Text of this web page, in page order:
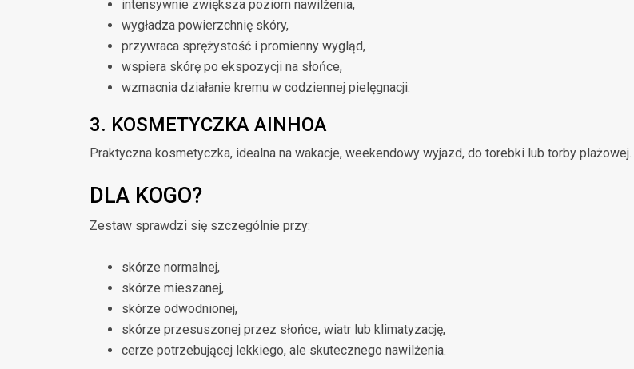
intensywnie zwiększa poziom nawilżenia,
wygładza powierzchnię skóry,
przywraca sprężystość i promienny wygląd,
wspiera skórę po ekspozycji na słońce,
wzmacnia działanie kremu w codziennej pielęgnacji.
3. KOSMETYCZKA AINHOA
Praktyczna kosmetyczka, idealna na wakacje, weekendowy wyjazd, do torebki lub torby
DLA KOGO?
Zestaw sprawdzi się szczególnie przy:
skórze normalnej,
skórze mieszanej,
skórze odwodnionej,
skórze przesuszonej przez słońce, wiatr lub klimatyzację,
cerze potrzebującej lekkiego, ale skutecznego nawilżenia.